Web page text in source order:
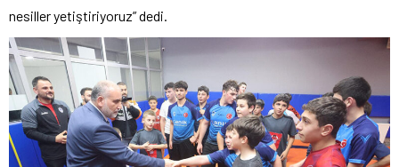
nesiller yetiştiriyoruz” dedi.